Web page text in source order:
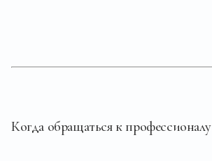
Когда обращаться к профессионалу